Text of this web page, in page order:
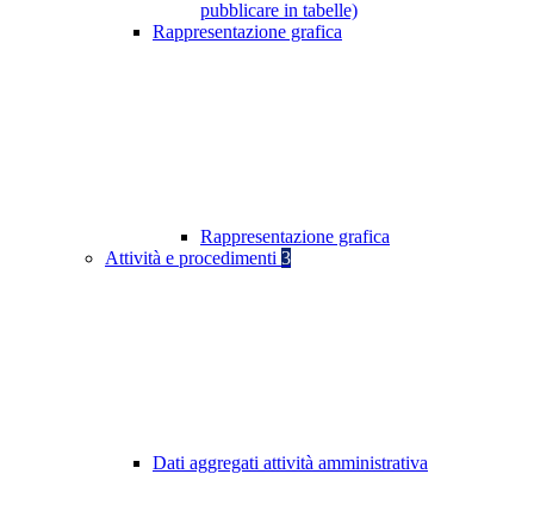
pubblicare in tabelle)
Rappresentazione grafica
Rappresentazione grafica
Attività e procedimenti 3
Dati aggregati attività amministrativa